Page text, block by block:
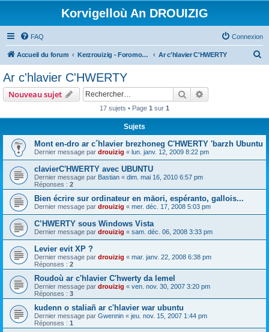
Korvigelloù An DROUIZIG
FAQ Connexion
Accueil du forum Kerzrouizig - Foromoù An Drouizig Ar c'hlavier C'HWERTY
Ar c'hlavier C'HWERTY
Nouveau sujet Rechercher
17 sujets • Page 1 sur 1
Sujets
Mont en-dro ar c´hlavier brezhoneg C'HWERTY 'barzh Ubuntu
Dernier message par drouizig « lun. janv. 12, 2009 8:22 pm
clavierC'HWERTY avec UBUNTU
Dernier message par Bastian « dim. mai 16, 2010 6:57 pm
Réponses : 2
Bien écrire sur ordinateur en māori, espéranto, gallois...
Dernier message par drouizig « mer. déc. 17, 2008 5:03 pm
C’HWERTY sous Windows Vista
Dernier message par drouizig « sam. déc. 06, 2008 3:33 pm
Levier evit XP ?
Dernier message par drouizig « mar. janv. 22, 2008 6:38 pm
Réponses : 2
Roudoù ar c'hlavier C'hwerty da lemel
Dernier message par drouizig « ven. nov. 30, 2007 3:20 pm
Réponses : 3
kudenn o staliañ ar c'hlavier war ubuntu
Dernier message par Gwennin « jeu. nov. 15, 2007 1:44 pm
Réponses : 1